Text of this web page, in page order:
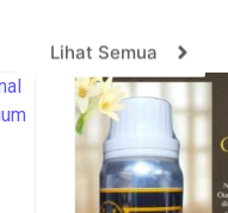
Lihat Semua